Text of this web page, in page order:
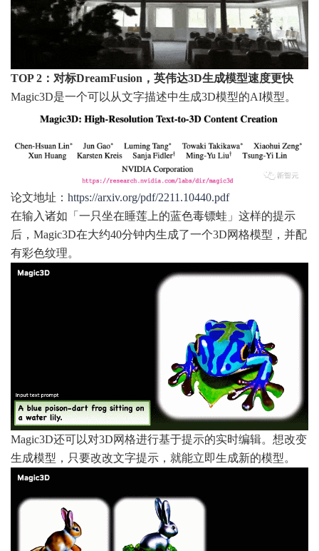
TOP 2：对标DreamFusion，英伟达3D生成模型速度更快
Magic3D是一个可以从文字描述中生成3D模型的AI模型。
论文地址： https://arxiv.org/pdf/2211.10440.pdf
在输入诸如「一只坐在睡莲上的蓝色毒镖蛙」这样的提示
后，Magic3D在大约40分钟内生成了一个3D网格模型，并配
有彩色纹理。
Magic3D还可以对3D网格进行基于提示的实时编辑。想改变
生成模型，只要改改文字提示，就能立即生成新的模型。